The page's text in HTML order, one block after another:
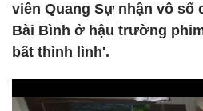
viên Quang Sự nhận vô số
Bài Bình ở hậu trường
bất thình lình'.